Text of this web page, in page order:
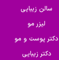
سالن زیبایی
لیزر مو
دکتر پوست و مو
دکتر زیبایی